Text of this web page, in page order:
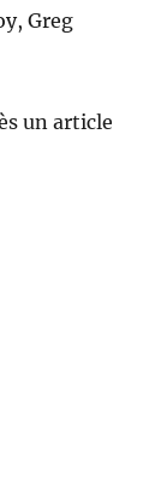
Greg
un article